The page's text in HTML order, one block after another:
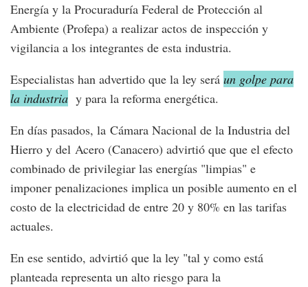
Energía y la Procuraduría Federal de Protección al
Ambiente (Profepa) a realizar actos de inspección y
vigilancia a los integrantes de esta industria.
Especialistas han advertido que la ley será un golpe para
la industria y para la reforma energética.
En días pasados, la Cámara Nacional de la Industria del
Hierro y del Acero (Canacero) advirtió que que el efecto
combinado de privilegiar las energías "limpias" e
imponer penalizaciones implica un posible aumento en el
costo de la electricidad de entre 20 y 80% en las tarifas
actuales.
En ese sentido, advirtió que la ley "tal y como está
planteada representa un alto riesgo para la